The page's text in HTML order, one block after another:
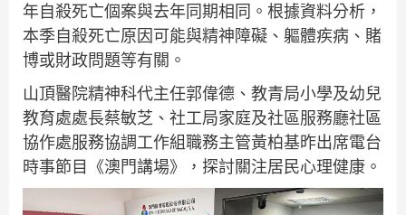
年自殺死亡個案與去年同期相同。根據資料分析，
本季自殺死亡原因可能與精神障礙、軀體疾病、賭
博或財政問題等有關。
山頂醫院精神科代主任郭偉德、教青局小學及幼兒
教育處處長蔡敏芝、社工局家庭及社區服務廳社區
協作處服務協調工作組職務主管黃柏基昨出席電台
時事節目《澳門講場》，探討關注居民心理健康。